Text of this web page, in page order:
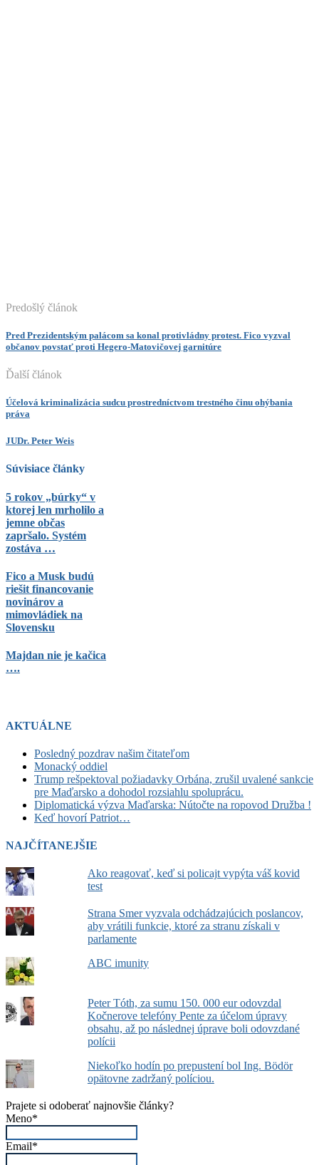
Predošlý článok
Pred Prezidentským palácom sa konal protivládny protest. Fico vyzval
občanov povstať proti Hegero-Matovičovej garnitúre
Ďalší článok
Účelová kriminalizácia sudcu prostredníctvom trestného činu ohýbania
práva
JUDr. Peter Weis
Súvisiace články
5 rokov „búrky“ v
ktorej len mrholilo a
jemne občas
zapršalo. Systém
zostáva …
Fico a Musk budú
riešit financovanie
novinárov a
mimovládiek na
Slovensku
Majdan nie je kačica
….
AKTUÁLNE
Posledný pozdrav našim čitateľom
Monacký oddiel
Trump rešpektoval požiadavky Orbána, zrušil uvalené sankcie
pre Maďarsko a dohodol rozsiahlu spoluprácu.
Diplomatická výzva Maďarska: Nútočte na ropovod Družba !
Keď hovorí Patriot…
NAJČÍTANEJŠIE
Ako reagovať, keď si policajt vypýta váš kovid
test
Strana Smer vyzvala odchádzajúcich poslancov,
aby vrátili funkcie, ktoré za stranu získali v
parlamente
ABC imunity
Peter Tóth, za sumu 150. 000 eur odovzdal
Kočnerove telefóny Pente za účelom úpravy
obsahu, až po následnej úprave boli odovzdané
polícii
Niekoľko hodín po prepustení bol Ing. Bödör
opätovne zadržaný políciou.
Prajete si odoberať najnovšie články?
Meno*
Email*